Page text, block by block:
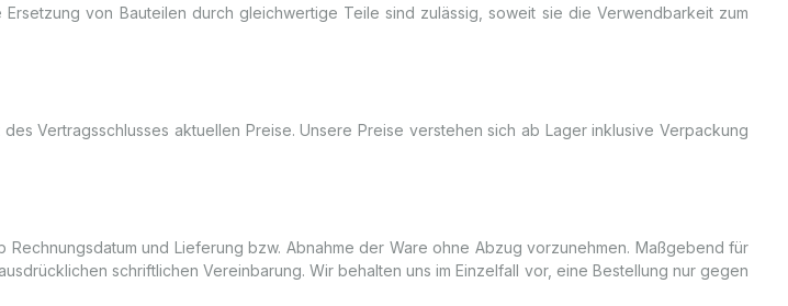
von Bauteilen durch gleichwertige Teile sind zulässig, soweit sie die Verwendbarkeit zum
Vertragsschlusses aktuellen Preise. Unsere Preise verstehen sich ab Lager inklusive Verpackung
und Lieferung bzw. Abnahme der Ware ohne Abzug vorzunehmen. Maßgebend für
schriftlichen Vereinbarung. Wir behalten uns im Einzelfall vor, eine Bestellung nur gegen